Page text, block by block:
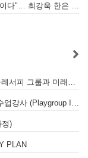
[인터뷰] "불확실한 미래, 성실함과 인간관계가 답이다"… 최강욱 한은 부소장이 청소년들에게 전하는 응원
[채용공고] 서울레서피 Seoul Recipe Group - 서울레서피 그룹과 미래를 함께할 유능한 인재를 모십니다
[채용공고] 대교 홍콩법인 트니트니 사업부 모집 수업강사 (Playgroup Instructor)
정)
PLAN